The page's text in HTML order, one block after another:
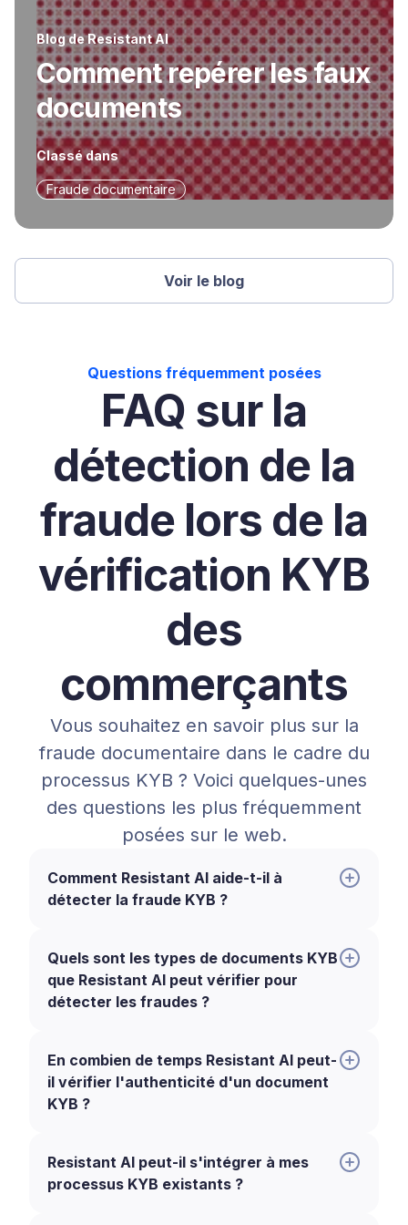
Blog de Resistant AI
Comment repérer les faux
documents
Classé dans
Fraude documentaire
Voir le blog
Questions fréquemment posées
FAQ sur la
détection de la
fraude lors de la
vérification KYB
des
commerçants
Vous souhaitez en savoir plus sur la
fraude documentaire dans le cadre du
processus KYB ? Voici quelques-unes
des questions les plus fréquemment
posées sur le web.
Comment Resistant AI aide-t-il à
détecter la fraude KYB ?
Quels sont les types de documents KYB
que Resistant AI peut vérifier pour
détecter les fraudes ?
En combien de temps Resistant AI peut-
il vérifier l'authenticité d'un document
KYB ?
Resistant AI peut-il s'intégrer à mes
processus KYB existants ?